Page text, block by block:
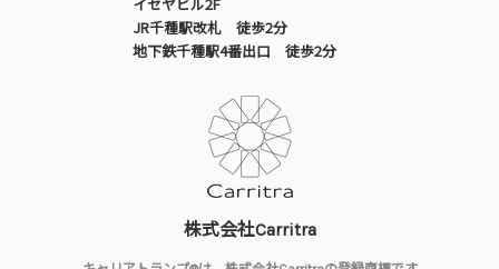
イセヤビル2F
JR千種駅改札 徒歩2分
地下鉄千種駅4番出口 徒歩2分
株式会社Carritra